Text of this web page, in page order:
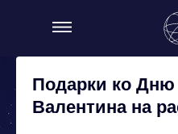
Подарки ко Дню
Валентина на